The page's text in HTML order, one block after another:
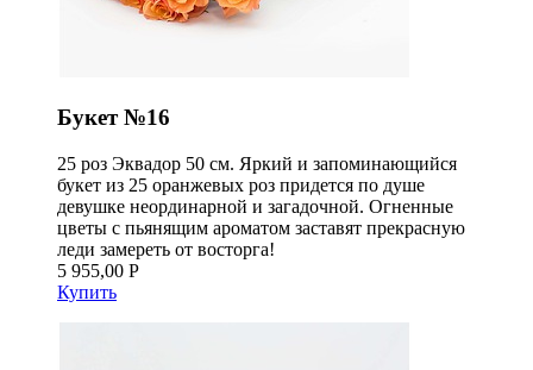
Букет №16
25 роз Эквадор 50 см. Яркий и запоминающийся
букет из 25 оранжевых роз придется по душе
девушке неординарной и загадочной. Огненные
цветы с пьянящим ароматом заставят прекрасную
леди замереть от восторга!
5 955,00 Р
Купить